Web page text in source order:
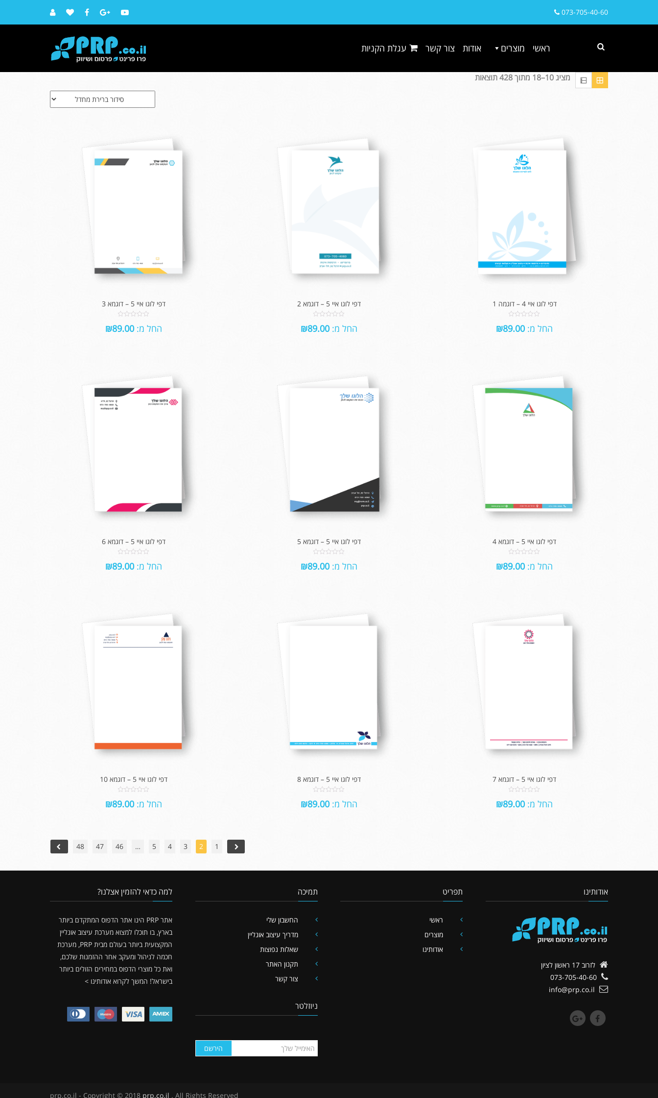
073-705-40-60
ראשי מוצרים אודות צור קשר עגלת הקניות
מציג 10–18 מתוך 428 תוצאות
דפי לוגו איי 4 – דוגמה 1
out
החל מ: ₪89.00
דפי לוגו איי 5 – דוגמא 2
out
החל מ: ₪89.00
דפי לוגו איי 5 – דוגמא 3
out
החל מ: ₪89.00
דפי לוגו איי 5 – דוגמא 4
out
החל מ: ₪89.00
דפי לוגו איי 5 – דוגמא 5
out
החל מ: ₪89.00
דפי לוגו איי 5 – דוגמא 6
out
החל מ: ₪89.00
דפי לוגו איי 5 – דוגמא 7
out
החל מ: ₪89.00
דפי לוגו איי 5 – דוגמא 8
out
החל מ: ₪89.00
דפי לוגו איי 5 – דוגמא 10
out
החל מ: ₪89.00
1
2
3
4
5
…
46
47
48
למה כדאי להזמין אצלנו?
אתר PRP הינו אתר הדפוס המתקדם ביותר
בארץ, בו תוכלו למצוא מערכת עיצוב אונליין
המקצועית ביותר בעולם מבית PRP, מערכת
חכמה לניהול ומעקב אחר ההזמנות שלכם,
ואת כל מוצרי הדפוס במחירים הזולים ביותר
בישראל! המשך לקרוא אודותינו >
תמיכה
החשבון שלי
מדריך עיצוב אונליין
שאלות נפוצות
תקנון האתר
צור קשר
ניוזלטר
הירשם
תפריט
ראשי
מוצרים
אודותינו
אודותינו
לזרוב 17
ראשון לציון
073-705-40-60
info@prp.co.il
prp.co.il - Copyright © 2018 prp.co.il . All Rights Reserved